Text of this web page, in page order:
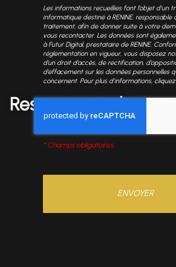
Restaurant italien
livraison
Les informations recueillies font l’objet d’un
informatique destiné àRENINE, responsable
traitement, afin de donner suite à votre
vous recontacter. Les données sont
à Futur Digital, prestataire de RENINE.
réglementation en vigueur, vous disposez
d'un droit d'accès, de rectification,
d'effacement sur les données personnelles
concernent. Pour plus d’informations, cliquez
*Champs obligatoires